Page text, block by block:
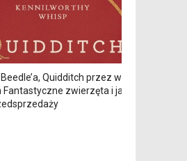
Quidditch przez wieki
zwierzęta i jak je